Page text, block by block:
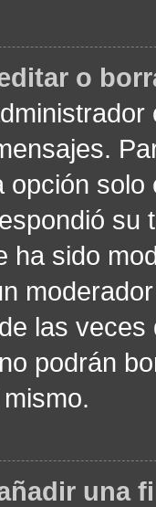
o
opción
ha sido
las
podrán
una